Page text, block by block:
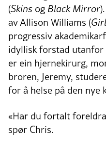
(Skins og Black Mirror
av Allison Williams (
progressiv
idyllisk forstad utanfor
er ein hjernekirurg,
broren, Jeremy,
for å helse på den nye
«Har du fortalt
spør Chris.